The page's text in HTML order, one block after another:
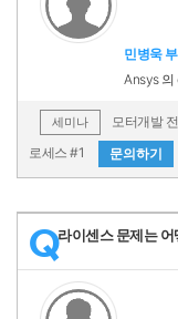
민병욱
Ansys 의
세미나
모터개발
로세스 #1
문의하기
Q라이센스 문제는